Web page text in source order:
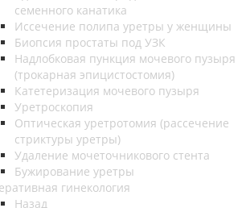
семенного канатика
Иссечение полипа уретры у женщины
Биопсия простаты под УЗК
Надлобковая пункция мочевого пузыря
(трокарная эпицистостомия)
Катетеризация мочевого пузыря
Уретроскопия
Оптическая уретротомия (рассечение
стриктуры уретры)
Удаление мочеточникового стента
Бужирование уретры
гинекология
Назад